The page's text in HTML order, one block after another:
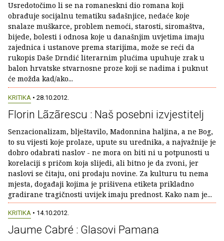
Usredotočimo li se na romaneskni dio romana koji
obrađuje socijalnu tematiku sadašnjice, nedaće koje
snalaze muškarce, problem nemoći, starosti, siromaštva,
bijede, bolesti i odnosa koje u današnjim uvjetima imaju
zajednica i ustanove prema starijima, može se reći da
rukopis Daše Drndić literarnim plućima upuhuje zrak u
balon hrvatske stvarnosne proze koji se nadima i puknut
će možda kad/ako...
KRITIKA • 28.10.2012.
Florin Lãzãrescu : Naš posebni izvjestitelj
Senzacionalizam, blještavilo, Madonnina haljina, a ne Bog,
to su vijesti koje prolaze, upute su urednika, a najvažnije je
dobro odabrati naslov - ne mora on biti ni u potpunosti u
korelaciji s pričom koja slijedi, ali bitno je da zvoni, jer
naslovi se čitaju, oni prodaju novine. Za kulturu tu nema
mjesta, događaji kojima je prišivena etiketa prikladno
gradirane tragičnosti uvijek imaju prednost. Kako nam je...
KRITIKA • 14.10.2012.
Jaume Cabré : Glasovi Pamana